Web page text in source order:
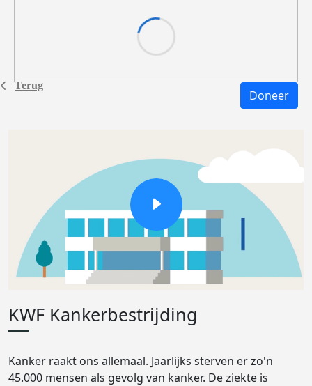
Terug
Doneer
KWF Kankerbestrijding
Kanker raakt ons allemaal. Jaarlijks sterven er zo'n
45.000 mensen als gevolg van kanker. De ziekte is